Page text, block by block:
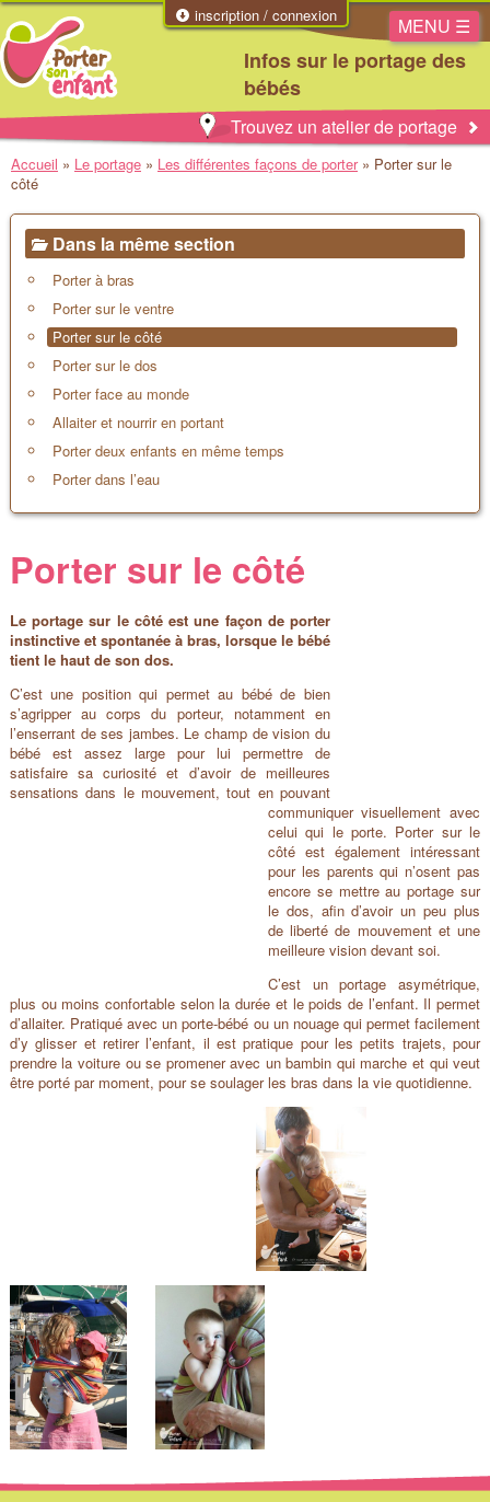
inscription / connexion
Infos sur le portage des
bébés
MENU ☰
Trouvez un atelier de portage
Accueil » Le portage » Les différentes façons de porter» Porter sur le
côté
Dans la même section
Porter à bras
Porter sur le ventre
Porter sur le côté
Porter sur le dos
Porter face au monde
Allaiter et nourrir en portant
Porter deux enfants en même temps
Porter dans l’eau
Porter sur le côté
Le portage sur le côté est une façon de porter
instinctive et spontanée à bras, lorsque le bébé
tient le haut de son dos.
C’est une position qui permet au bébé de bien
s’agripper au corps du porteur, notamment en
l’enserrant de ses jambes. Le champ de vision du
bébé est assez large pour lui permettre de
satisfaire sa curiosité et d’avoir de meilleures
sensations dans le mouvement, tout en pouvant
communiquer visuellement avec
celui qui le porte. Porter sur le
côté est également intéressant
pour les parents qui n’osent pas
encore se mettre au portage sur
le dos, afin d’avoir un peu plus
de liberté de mouvement et une
meilleure vision devant soi.
C’est un portage asymétrique,
plus ou moins confortable selon la durée et le poids de l’enfant. Il permet
d’allaiter. Pratiqué avec un porte-bébé ou un nouage qui permet facilement
d’y glisser et retirer l’enfant, il est pratique pour les petits trajets, pour
prendre la voiture ou se promener avec un bambin qui marche et qui veut
être porté par moment, pour se soulager les bras dans la vie quotidienne.